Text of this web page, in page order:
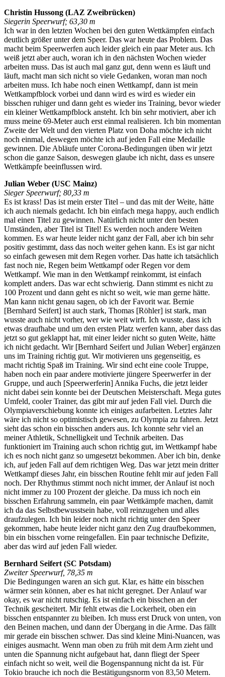
Christin Hussong (LAZ Zweibrücken)
Siegerin Speerwurf; 63,30 m
Ich war in den letzten Wochen bei den guten Wettkämpfen einfach
deutlich größer unter dem Speer. Das war heute das Problem. Das
macht beim Speerwerfen auch leider gleich ein paar Meter aus. Ich
weiß jetzt aber auch, woran ich in den nächsten Wochen wieder
arbeiten muss. Das ist auch mal ganz gut, denn wenn es läuft und
läuft, macht man sich nicht so viele Gedanken, woran man noch
arbeiten muss. Ich habe noch einen Wettkampf, dann ist mein
Wettkampfblock vorbei und dann wird es wird es wieder ein
bisschen ruhiger und dann geht es wieder ins Training, bevor wieder
ein kleiner Wettkampfblock ansteht. Ich bin sehr motiviert, aber ich
muss meine 69-Meter auch erst einmal realisieren. Ich bin momentan
Zweite der Welt und den vierten Platz von Doha möchte ich nicht
noch einmal, deswegen möchte ich auf jeden Fall eine Medaille
gewinnen. Die Abläufe unter Corona-Bedingungen üben wir jetzt
schon die ganze Saison, deswegen glaube ich nicht, dass es unsere
Wettkämpfe beeinflussen wird.
Julian Weber (USC Mainz)
Sieger Speerwurf; 80,33 m
Es ist krass! Das ist mein erster Titel – und das mit der Weite, hätte
ich auch niemals gedacht. Ich bin einfach mega happy, auch endlich
mal einen Titel zu gewinnen. Natürlich nicht unter den besten
Umständen, aber Titel ist Titel! Es werden noch andere Weiten
kommen. Es war heute leider nicht ganz der Fall, aber ich bin sehr
positiv gestimmt, dass das noch weiter gehen kann. Es ist gar nicht
so einfach gewesen mit dem Regen vorher. Das hatte ich tatsächlich
fast noch nie, Regen beim Wettkampf oder Regen vor dem
Wettkampf. Wie man in den Wettkampf reinkommt, ist einfach
komplett anders. Das war echt schwierig. Dann stimmt es nicht zu
100 Prozent und dann geht es nicht so weit, wie man gerne hätte.
Man kann nicht genau sagen, ob ich der Favorit war. Bernie
[Bernhard Seifert] ist auch stark, Thomas [Röhler] ist stark, man
wusste auch nicht vorher, wer wie weit wirft. Ich wusste, dass ich
etwas draufhabe und um den ersten Platz werfen kann, aber dass das
jetzt so gut geklappt hat, mit einer leider nicht so guten Weite, hätte
ich nicht gedacht. Wir [Bernhard Seifert und Julian Weber] ergänzen
uns im Training richtig gut. Wir motivieren uns gegenseitig, es
macht richtig Spaß im Training. Wir sind echt eine coole Truppe,
haben noch ein paar andere motivierte jüngere Speerwerfer in der
Gruppe, und auch [Speerwerferin] Annika Fuchs, die jetzt leider
nicht dabei sein konnte bei der Deutschen Meisterschaft. Mega gutes
Umfeld, cooler Trainer, das gibt mir auf jeden Fall viel. Durch die
Olympiaverschiebung konnte ich einiges aufarbeiten. Letztes Jahr
wäre ich nicht so optimistisch gewesen, zu Olympia zu fahren. Jetzt
sieht das schon ein bisschen anders aus. Ich konnte sehr viel an
meiner Athletik, Schnelligkeit und Technik arbeiten. Das
funktioniert im Training auch schon richtig gut, im Wettkampf habe
ich es noch nicht ganz so umgesetzt bekommen. Aber ich bin, denke
ich, auf jeden Fall auf dem richtigen Weg. Das war jetzt mein dritter
Wettkampf dieses Jahr, ein bisschen Routine fehlt mir auf jeden Fall
noch. Der Rhythmus stimmt noch nicht immer, der Anlauf ist noch
nicht immer zu 100 Prozent der gleiche. Da muss ich noch ein
bisschen Erfahrung sammeln, ein paar Wettkämpfe machen, damit
ich da das Selbstbewusstsein habe, voll reinzugehen und alles
draufzulegen. Ich bin leider noch nicht richtig unter den Speer
gekommen, habe heute leider nicht ganz den Zug draufbekommen,
bin ein bisschen vorne reingefallen. Ein paar technische Defizite,
aber das wird auf jeden Fall wieder.
Bernhard Seifert (SC Potsdam)
Zweiter Speerwurf, 78,35 m
Die Bedingungen waren an sich gut. Klar, es hätte ein bisschen
wärmer sein können, aber es hat nicht geregnet. Der Anlauf war
okay, es war nicht rutschig. Es ist einfach ein bisschen an der
Technik gescheitert. Mir fehlt etwas die Lockerheit, oben ein
bisschen entspannter zu bleiben. Ich muss erst Druck von unten, von
den Beinen machen, und dann der Übergang in die Arme. Das fällt
mir gerade ein bisschen schwer. Das sind kleine Mini-Nuancen, was
einiges ausmacht. Wenn man oben zu früh mit dem Arm zieht und
unten die Spannung nicht aufgebaut hat, dann fliegt der Speer
einfach nicht so weit, weil die Bogenspannung nicht da ist. Für
Tokio brauche ich noch die Bestätigungsnorm von 83,50 Metern.